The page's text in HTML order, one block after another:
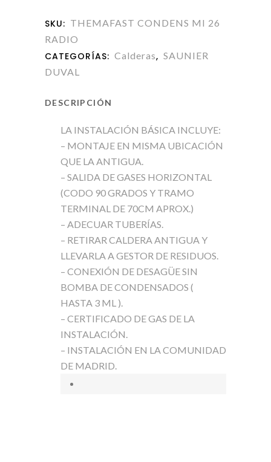
SKU: THEMAFAST CONDENS MI 26
RADIO
CATEGORÍAS: Calderas, SAUNIER
DUVAL
DESCRIPCIÓN
LA INSTALACIÓN BÁSICA INCLUYE:
– MONTAJE EN MISMA UBICACIÓN
QUE LA ANTIGUA.
– SALIDA DE GASES HORIZONTAL
(CODO 90 GRADOS Y TRAMO
TERMINAL DE 70CM APROX.)
– ADECUAR TUBERÍAS.
– RETIRAR CALDERA ANTIGUA Y
LLEVARLA A GESTOR DE RESIDUOS.
– CONEXIÓN DE DESAGÜE SIN
BOMBA DE CONDENSADOS (
HASTA 3 ML ).
– CERTIFICADO DE GAS DE LA
INSTALACIÓN.
– INSTALACIÓN EN LA COMUNIDAD
DE MADRID.